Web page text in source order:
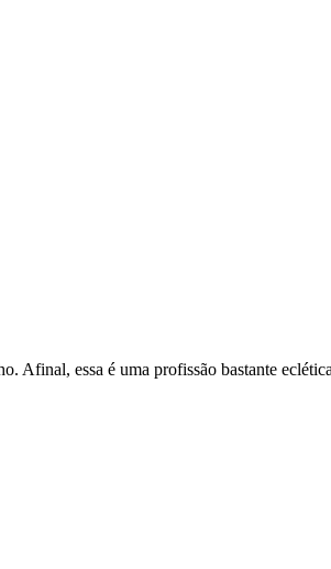
essa é uma profissão bastante